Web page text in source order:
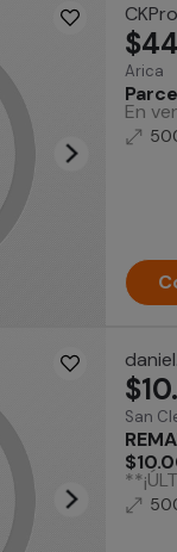
Arica
En
San